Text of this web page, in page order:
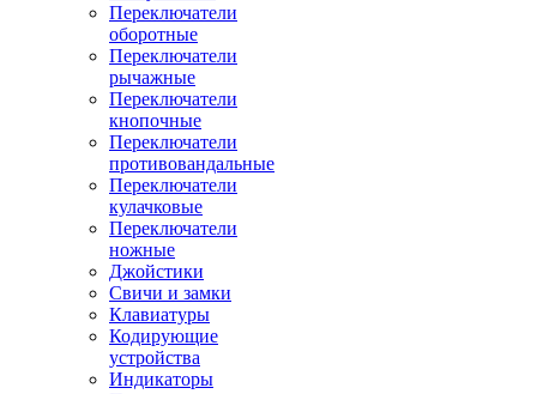
Переключатели
оборотные
Переключатели
рычажные
Переключатели
кнопочные
Переключатели
противовандальные
Переключатели
кулачковые
Переключатели
ножные
Джойстики
Свичи и замки
Клавиатуры
Кодирующие
устройства
Индикаторы